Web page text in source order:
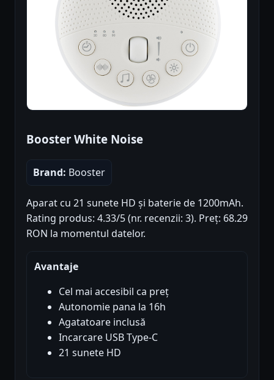
Booster White Noise
Brand: Booster
Aparat cu 21 sunete HD și baterie de 1200mAh.
Rating produs: 4.33/5 (nr. recenzii: 3). Preț: 68.29
RON la momentul datelor.
Avantaje
Cel mai accesibil ca preț
Autonomie pana la 16h
Agatatoare inclusă
Incarcare USB Type-C
21 sunete HD